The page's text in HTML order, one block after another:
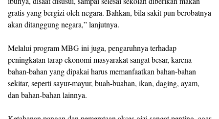
gratis yang bergizi oleh negara. Bahkan, bila sakit pun berobatnya
akan ditanggung negara,” lanjutnya.
Melalui program MBG ini juga, pengaruhnya terhadap
peningkatan tarap ekonomi masyarakat sangat besar, karena
bahan-bahan yang dipakai harus memanfaatkan bahan-bahan
sekitar, seperti sayur-mayur, buah-buahan, ikan, daging, ayam,
dan bahan-bahan lainnya.